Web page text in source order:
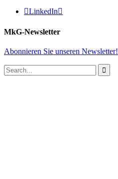
LinkedIn
MkG-Newsletter
Abonnieren Sie unseren Newsletter!
